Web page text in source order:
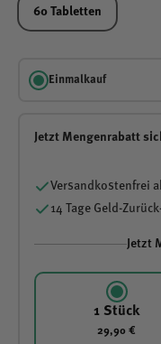
60 Tabletten
Einmalkauf
Jetzt Mengenrabatt
Versandkostenfrei
14 Tage Geld-
Jetzt
1 Stück
29,90 €